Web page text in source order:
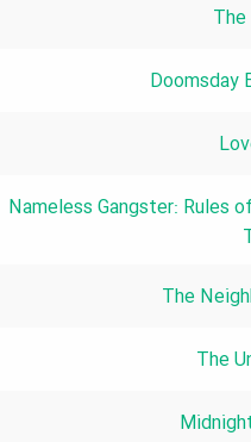
Doomsday
Nameless Gangster: Rules
The
The